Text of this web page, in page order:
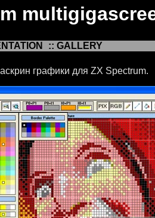
:: GALLERY
графики для ZX Spectrum.